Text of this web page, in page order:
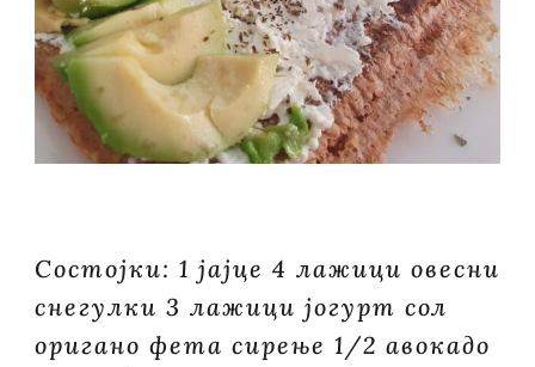
Состојки: 1 јајце 4 лажици овесни
снегулки 3 лажици јогурт сол
оригано фета сирење 1/2 авокадо